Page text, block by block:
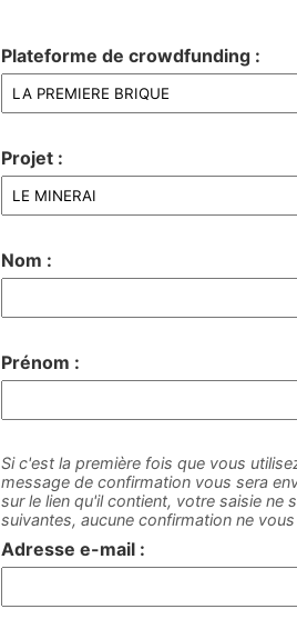
Plateforme de crowdfunding :
Projet :
Nom :
Prénom :
Si c'est la première fois que vous
message de confirmation vous sera
sur le lien qu'il contient, votre saisie ne
suivantes, aucune confirmation ne
Adresse e-mail :